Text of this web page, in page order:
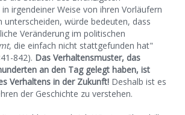
in irgendeiner Weise von ihren Vorläufern
unterscheiden, würde bedeuten, dass
Veränderung im politischen
, die einfach nicht stattgefunden hat"
842). Das Verhaltensmuster, das
an den Tag gelegt haben, ist
Verhaltens in der Zukunft! Deshalb ist es
der Geschichte zu verstehen.